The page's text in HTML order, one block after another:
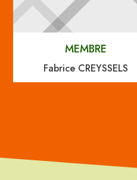
MEMBRE
Fabrice CREYSSELS